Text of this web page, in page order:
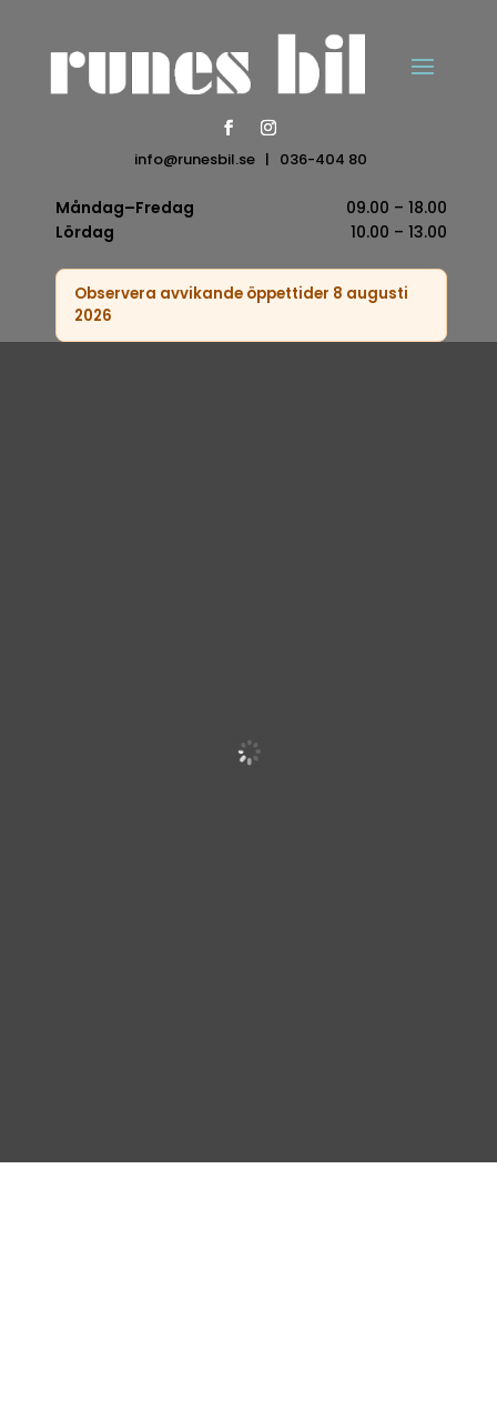
info@runesbil.se | 036-404 80
Måndag–Fredag
09.00 – 18.00
Lördag
10.00 – 13.00
Observera avvikande öppettider 8 augusti
2026